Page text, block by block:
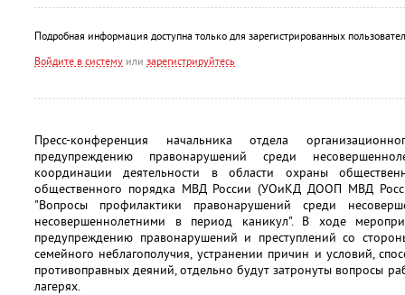
Подробная информация доступна только для зарегистрированных
Войдите в систему или зарегистрируйтесь
Пресс-конференция начальника отдела
предупреждению правонарушений среди
координации деятельности в области охраны
общественного порядка МВД России (УОиКД ДООП МВД
"Вопросы профилактики правонарушений среди
несовершеннолетними в период каникул". В ходе
предупреждению правонарушений и преступлений со
семейного неблагополучия, устранении причин и условий,
противоправных деяний, отдельно будут затронуты вопросы
лагерях.